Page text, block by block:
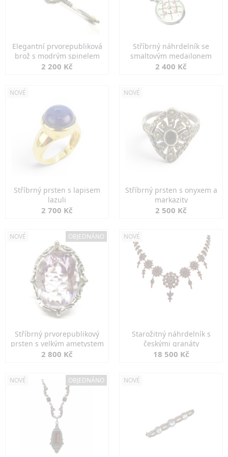
Elegantní prvorepubliková
brož s modrým spinelem
2 200 Kč
Stříbrný náhrdelník se
smaltovým medailonem
2 400 Kč
NOVÉ
Stříbrný prsten s lapisem
lazuli
2 700 Kč
NOVÉ
Stříbrný prsten s onyxem a
markazity
2 500 Kč
NOVÉ OBJEDNÁNO
Stříbrný prvorepublikový
prsten s velkým ametystem
2 800 Kč
NOVÉ
Starožitný náhrdelník s
českými granáty
18 500 Kč
NOVÉ OBJEDNÁNO NOVÉ